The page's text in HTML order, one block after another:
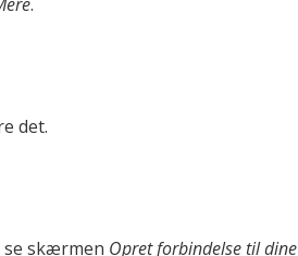
det.
se skærmen Opret forbindelse til dine